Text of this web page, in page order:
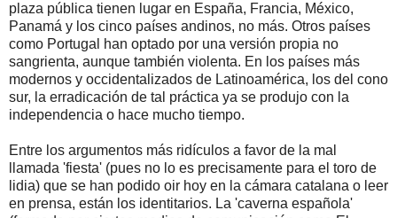
plaza pública tienen lugar en España, Francia, México,
Panamá y los cinco países andinos, no más. Otros países
como Portugal han optado por una versión propia no
sangrienta, aunque también violenta. En los países más
modernos y occidentalizados de Latinoamérica, los del cono
sur, la erradicación de tal práctica ya se produjo con la
independencia o hace mucho tiempo.
Entre los argumentos más ridículos a favor de la mal
llamada 'fiesta' (pues no lo es precisamente para el toro de
lidia) que se han podido oir hoy en la cámara catalana o leer
en prensa, están los identitarios. La 'caverna española'